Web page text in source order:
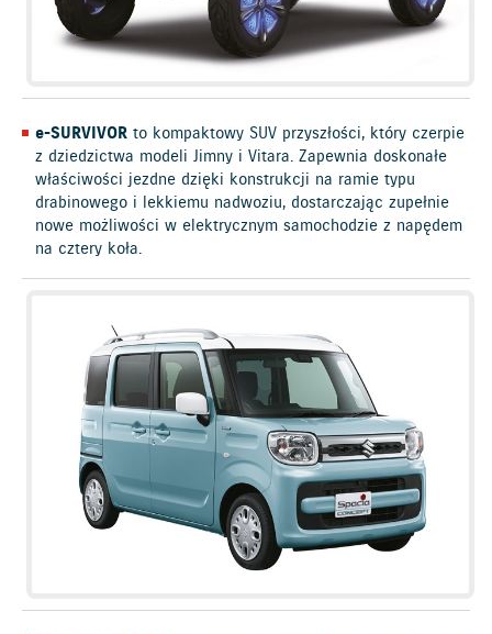
e-SURVIVOR to kompaktowy SUV przyszłości, który czerpie
z dziedzictwa modeli Jimny i Vitara. Zapewnia doskonałe
właściwości jezdne dzięki konstrukcji na ramie typu
drabinowego i lekkiemu nadwoziu, dostarczając zupełnie
nowe możliwości w elektrycznym samochodzie z napędem
na cztery koła.